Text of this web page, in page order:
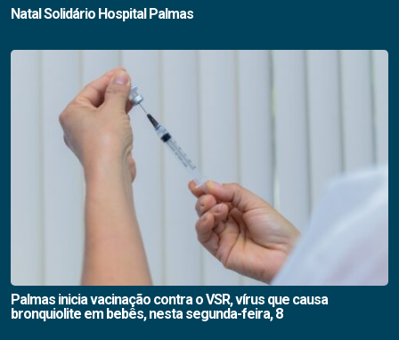
Natal Solidário Hospital Palmas
Palmas inicia vacinação contra o VSR, vírus que causa
bronquiolite em bebês, nesta segunda-feira, 8